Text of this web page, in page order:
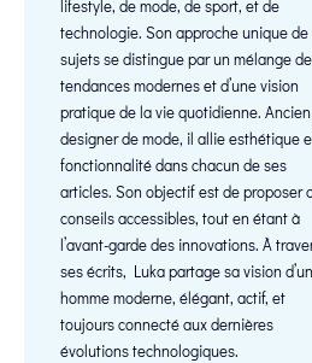
lifestyle, de mode, de sport, et de
technologie. Son approche unique de
sujets se distingue par un mélange de
tendances modernes et d’une vision
pratique de la vie quotidienne. Ancien
designer de mode, il allie esthétique
fonctionnalité dans chacun de ses
articles. Son objectif est de proposer
conseils accessibles, tout en étant à
l’avant-garde des innovations. À
ses écrits, Luka partage sa vision d’un
homme moderne, élégant, actif, et
toujours connecté aux dernières
évolutions technologiques.